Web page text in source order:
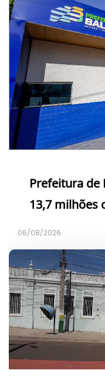
Prefeitura de
13,7 milhões
06/08/2026